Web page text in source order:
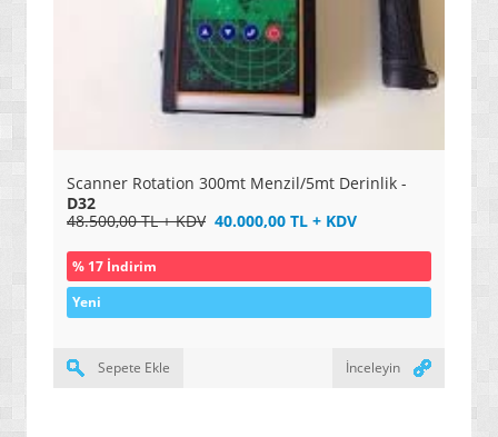
Scanner Rotation 300mt Menzil/5mt Derinlik -
D32
48.500,00 TL + KDV 40.000,00 TL + KDV
% 17 İndirim
Yeni
Sepete Ekle İnceleyin